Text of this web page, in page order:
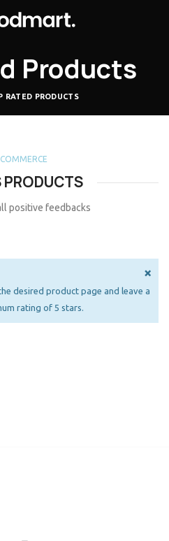
Products
RATED PRODUCTS
PRODUCTS
positive feedbacks
desired product page and leave a
rating of 5 stars.
×